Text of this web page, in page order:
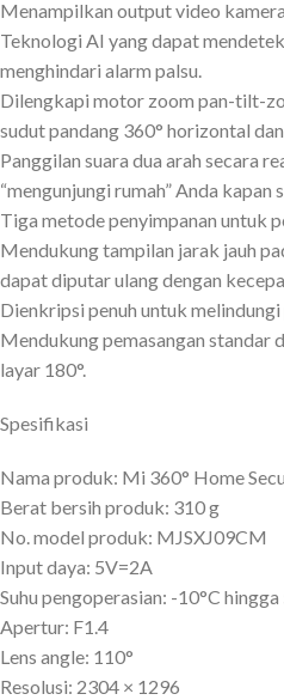
Menampilkan output video
Teknologi AI yang dapat
menghindari alarm palsu.
Dilengkapi motor zoom pan-tilt-
sudut pandang 360° horizontal
Panggilan suara dua arah secara
“mengunjungi rumah” Anda kapan
Tiga metode penyimpanan untuk
Mendukung tampilan jarak jauh
dapat diputar ulang dengan
Dienkripsi penuh untuk
Mendukung pemasangan standar
layar 180°.
Spesifikasi
Nama produk: Mi 360° Home
Berat bersih produk: 310 g
No. model produk: MJSXJ09CM
Input daya: 5V=2A
Suhu pengoperasian: -10°C hingga
Apertur: F1.4
Lens angle: 110°
Resolusi: 2304 × 1296